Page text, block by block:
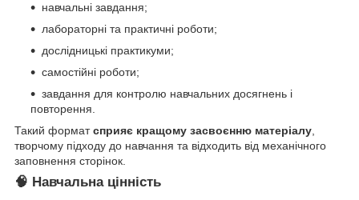
навчальні завдання;
лабораторні та практичні роботи;
дослідницькі практикуми;
самостійні роботи;
завдання для контролю навчальних досягнень і
повторення.
Такий форматсприяє кращому засвоєнню матеріалу,
творчому підходу до навчання та відходить від механічного
заповнення сторінок.
🧠 Навчальна цінність